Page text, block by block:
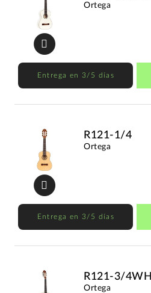
Ortega
Entrega en 3/5 días
R121-1/4
Ortega
Entrega en 3/5 días
R121-3/4WH
Ortega